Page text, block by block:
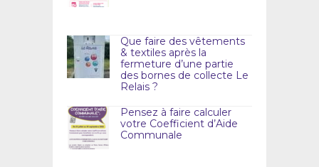
Que faire des vêtements
& textiles après la
fermeture d’une partie
des bornes de collecte Le
Relais ?
Pensez à faire calculer
votre Coefficient d’Aide
Communale